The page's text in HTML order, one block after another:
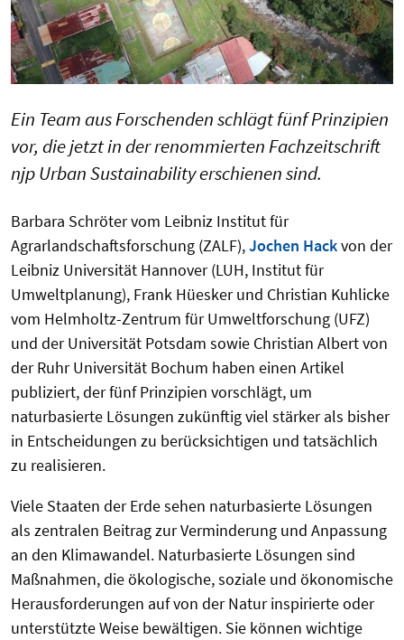
Ein Team aus Forschenden schlägt fünf Prinzipien
vor, die jetzt in der renommierten Fachzeitschrift
njp Urban Sustainability erschienen sind.
Barbara Schröter vom Leibniz Institut für
Agrarlandschaftsforschung (ZALF),Jochen Hackvon der
Leibniz Universität Hannover (LUH, Institut für
Umweltplanung), Frank Hüesker und Christian Kuhlicke
vom Helmholtz-Zentrum für Umweltforschung (UFZ)
und der Universität Potsdam sowie Christian Albert von
der Ruhr Universität Bochum haben einen Artikel
publiziert, der fünf Prinzipien vorschlägt, um
naturbasierte Lösungen zukünftig viel stärker als bisher
in Entscheidungen zu berücksichtigen und tatsächlich
zu realisieren.
Viele Staaten der Erde sehen naturbasierte Lösungen
als zentralen Beitrag zur Verminderung und Anpassung
an den Klimawandel. Naturbasierte Lösungen sind
Maßnahmen, die ökologische, soziale und ökonomische
Herausforderungen auf von der Natur inspirierte oder
unterstützte Weise bewältigen. Sie können wichtige